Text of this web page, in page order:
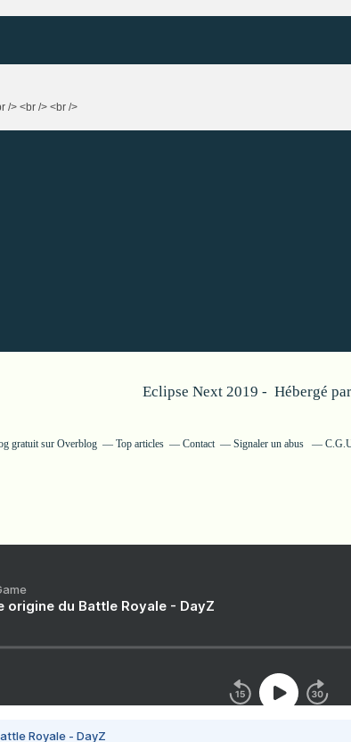
/> <br /> <br />
Eclipse Next 2019 - Hébergé par
gratuit sur Overblog Top articles Contact Signaler un abus
origine du Battle Royale - DayZ
Royale - DayZ